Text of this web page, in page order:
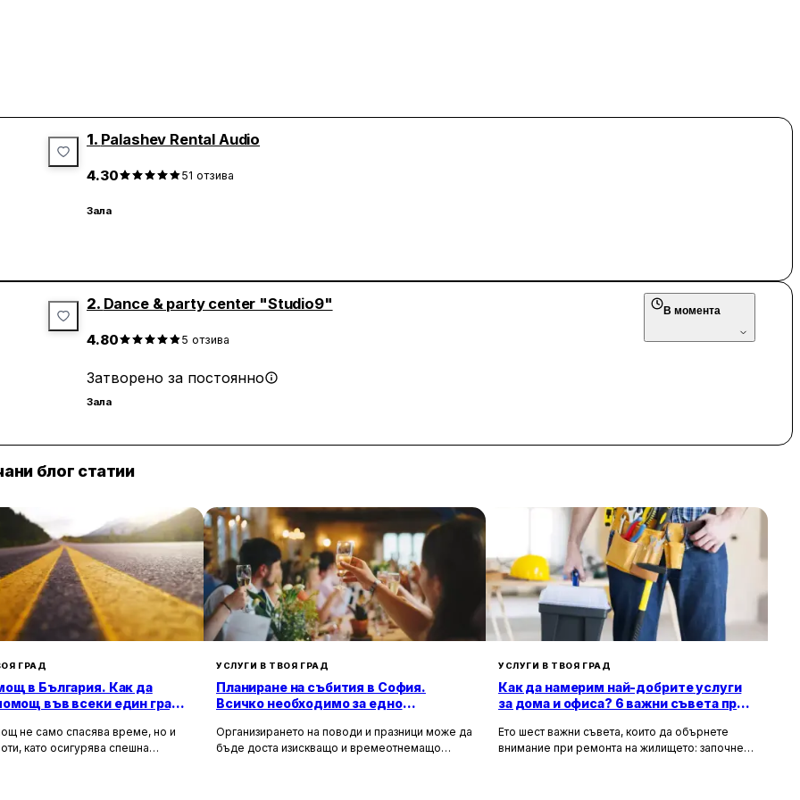
1. Palashev Rental Audio
4.30 51 отзива
Зала
2. Dance & party center "Studio9"
4.80 5 отзива
Затворено за постоянно
Зала
В момента
блог статии
ГРАД
в България. Как да
във всеки един град
не само спасява време, но и
като осигурява спешна
УСЛУГИ В ТВОЯ ГРАД
Планиране на събития в София.
Всичко необходимо за едно
Организирането на поводи и празници може да
бъде доста изискващо и времеотнемащо
УСЛУГИ В ТВОЯ ГРАД
Как да намерим най-добрите услуги
за дома и офиса? 6 важни съвета при
Ето шест важни съвета, които да обърнете
внимание при ремонта на жилището: започнете